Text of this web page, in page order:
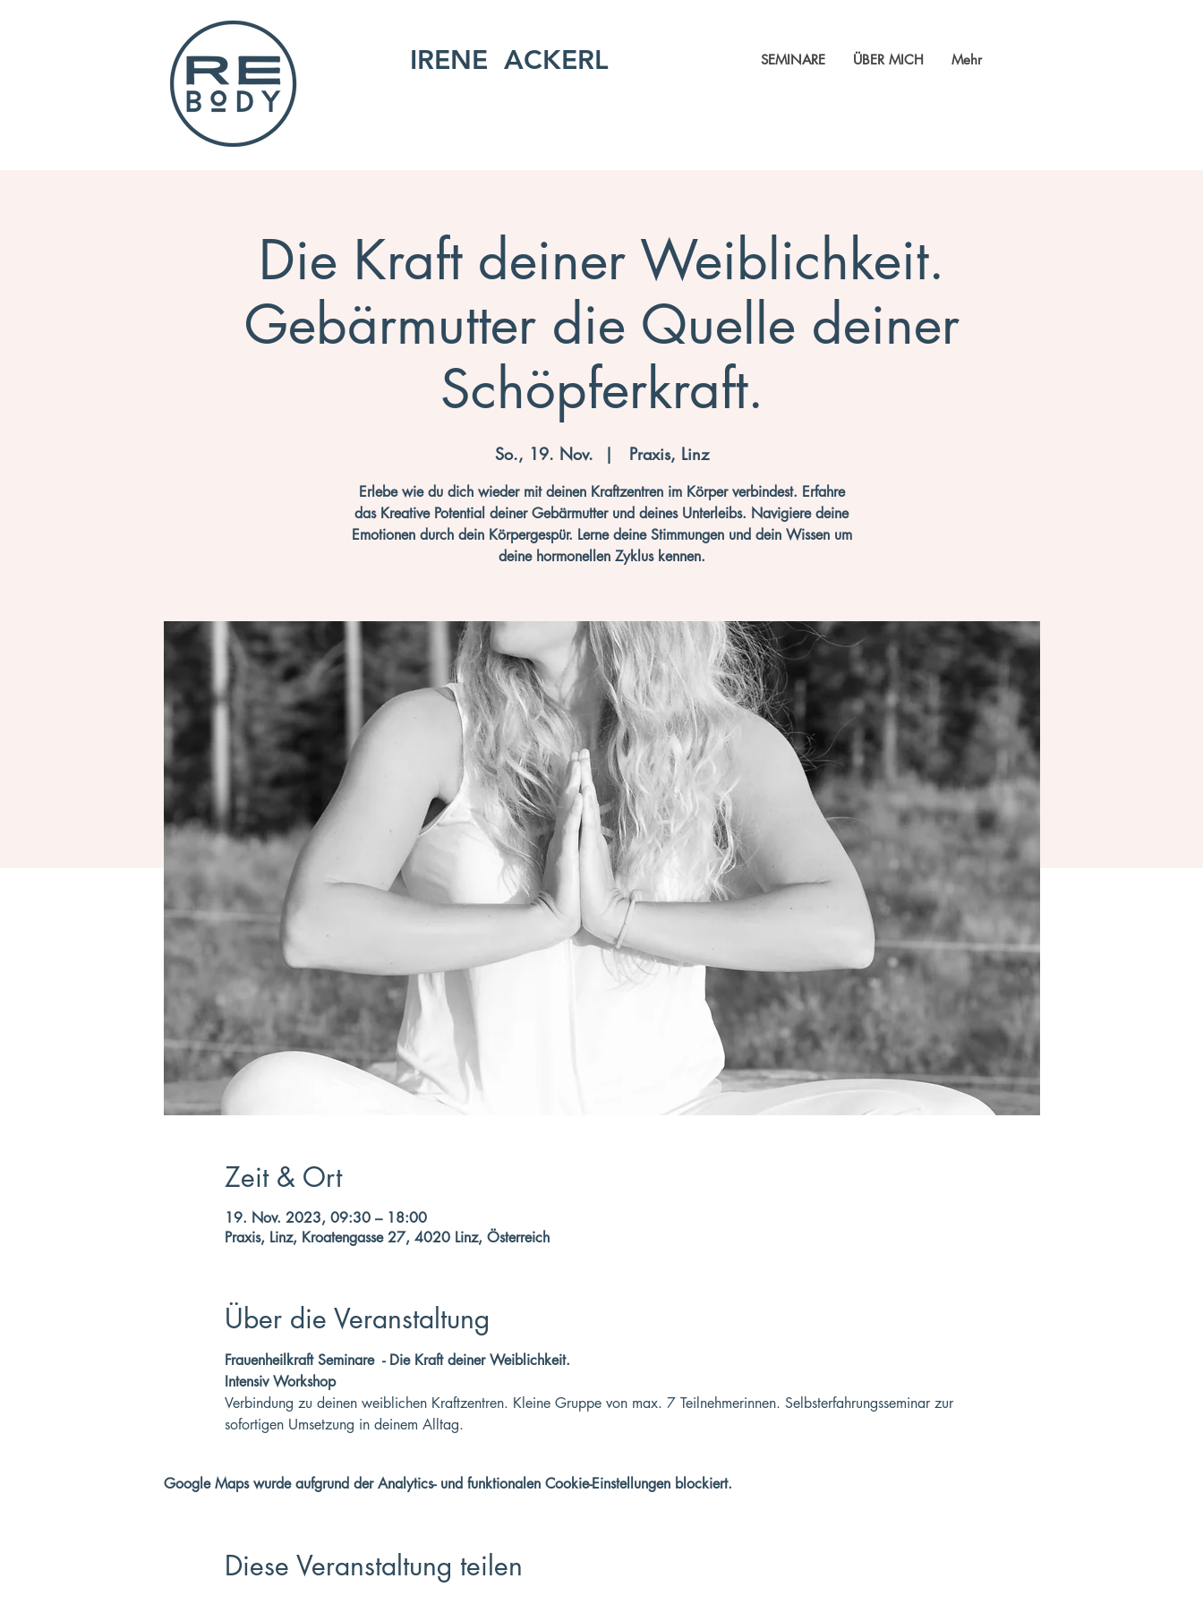
IRENE ACKERL SEMINARE ÜBER MICH Mehr
Die Kraft deiner Weiblichkeit.
Gebärmutter die Quelle deiner
Schöpferkraft.
So., 19. Nov.
  |
Praxis, Linz
Erlebe wie du dich wieder mit deinen Kraftzentren im Körper verbindest. Erfahre
das Kreative Potential deiner Gebärmutter und deines Unterleibs. Navigiere deine
Emotionen durch dein Körpergespür. Lerne deine Stimmungen und dein Wissen um
deine hormonellen Zyklus kennen.
Zeit & Ort
19. Nov. 2023, 09:30 – 18:00
Praxis, Linz, Kroatengasse 27, 4020 Linz, Österreich
Über die Veranstaltung
Frauenheilkraft Seminare  - Die Kraft deiner Weiblichkeit.
Intensiv Workshop
Verbindung zu deinen weiblichen Kraftzentren. Kleine Gruppe von max. 7 Teilnehmerinnen. Selbsterfahrungsseminar zur
sofortigen Umsetzung in deinem Alltag.
Google Maps wurde aufgrund der Analytics- und funktionalen Cookie-Einstellungen blockiert.
Diese Veranstaltung teilen